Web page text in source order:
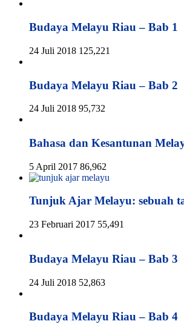
Budaya Melayu Riau – Bab 1
24 Juli 2018 125,221
Budaya Melayu Riau – Bab 2
24 Juli 2018 95,732
Bahasa dan Kesantunan
5 April 2017 86,962
Tunjuk Ajar Melayu: sebuah
23 Februari 2017 55,491
Budaya Melayu Riau – Bab 3
24 Juli 2018 52,863
Budaya Melayu Riau – Bab 4